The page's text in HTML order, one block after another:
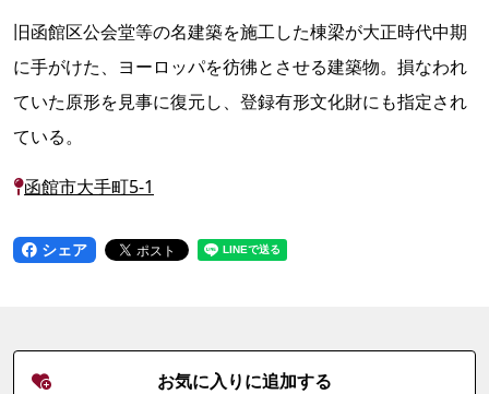
旧函館区公会堂等の名建築を施工した棟梁が大正時代中期
に手がけた、ヨーロッパを彷彿とさせる建築物。損なわれ
ていた原形を見事に復元し、登録有形文化財にも指定され
ている。
函館市大手町5-1
シェア
お気に入りに追加する